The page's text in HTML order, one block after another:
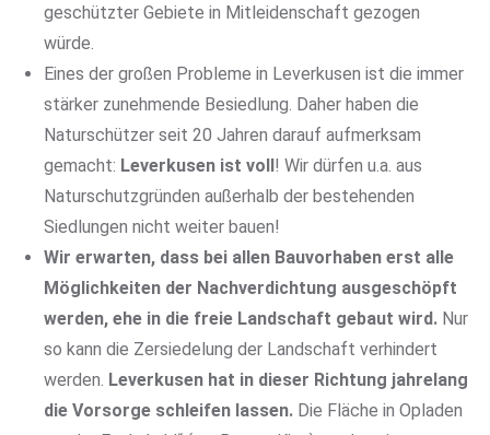
geschützter Gebiete in Mitleidenschaft gezogen
würde.
Eines der großen Probleme in Leverkusen ist die immer
stärker zunehmende Besiedlung. Daher haben die
Naturschützer seit 20 Jahren darauf aufmerksam
gemacht: Leverkusen ist voll! Wir dürfen u.a. aus
Naturschutzgründen außerhalb der bestehenden
Siedlungen nicht weiter bauen!
Wir erwarten, dass bei allen Bauvorhaben erst alle
Möglichkeiten der Nachverdichtung ausgeschöpft
werden, ehe in die freie Landschaft gebaut wird. Nur
so kann die Zersiedelung der Landschaft verhindert
werden. Leverkusen hat in dieser Richtung jahrelang
die Vorsorge schleifen lassen. Die Fläche in Opladen